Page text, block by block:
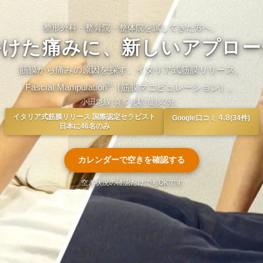
整形外科・整骨院・整体院を試してきた方へ。
た痛みに、新しいアプロ
筋膜から痛みの原因を探す、イタリア式筋膜リリース。
Fascial Manipulation® （筋膜マニピュレーション）。
小田急線 喜多見駅 徒歩2分。
イタリア式筋膜リリース 国際認定セラピスト
日本に46名のみ
Google口コミ 4.8(34件)
カレンダーで空きを確認する
空き状況の確認だけでもOKです